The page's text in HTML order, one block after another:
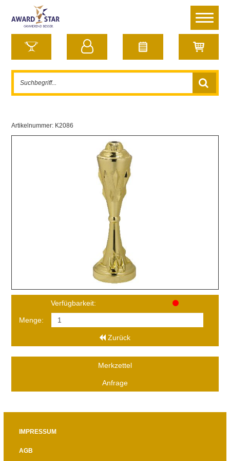
Artikelnummer: K2086
Verfügbarkeit:
Menge:
Zurück
Merkzettel
Anfrage
IMPRESSUM
AGB